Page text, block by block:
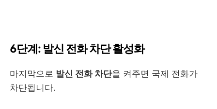
6단계: 발신 전화 차단 활성화
마지막으로 발신 전화 차단을 켜주면 국제 전화가
차단됩니다.